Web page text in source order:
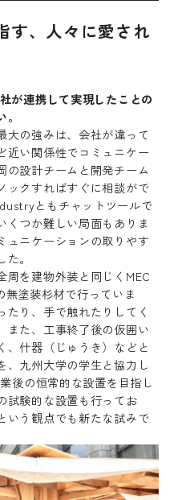
す、人々に愛され
連携して実現したことの
大の強みは、会社が違って
近い関係性でコミュニケー
の設計チームと開発チーム
ックすればすぐに相談がで
ともチャットツールで
くつか難しい局面もありま
ュニケーションの取りやす
。
周を建物外装と同じくMEC
塗装杉材で行っていま
り、手で触れたりしてく
また、工事終了後の仮囲い
、什器（じゅうき）などと
、九州大学の学生と協力し
後の恒常的な設置を目指し
試験的な設置も行ってお
いう観点でも新たな試みで